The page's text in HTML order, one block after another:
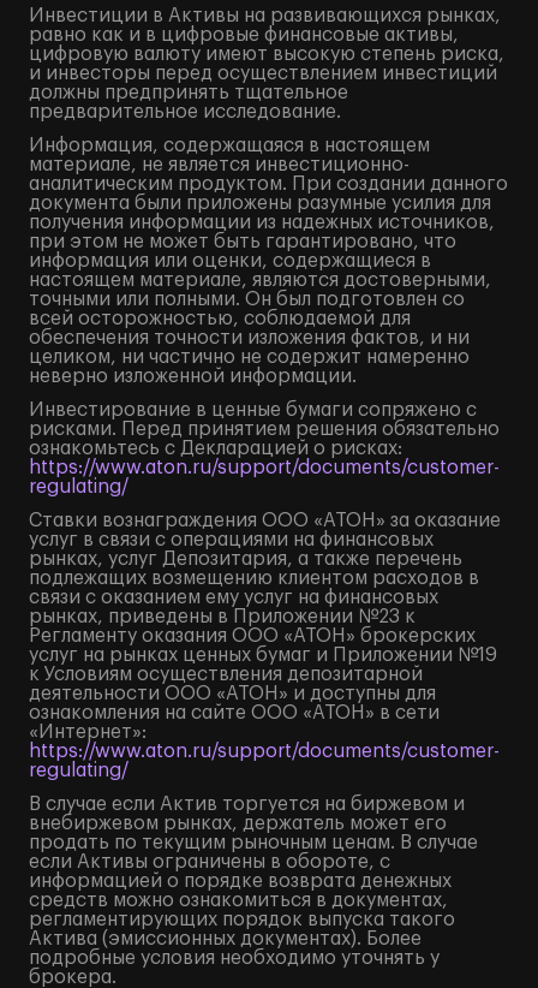
Инвестиции в Активы на развивающихся рынках,
равно как и в цифровые финансовые активы,
цифровую валюту имеют высокую степень риска,
и инвесторы перед осуществлением инвестиций
должны предпринять тщательное
предварительное исследование.
Информация, содержащаяся в настоящем
материале, не является инвестиционно-
аналитическим продуктом. При создании данного
документа были приложены разумные усилия для
получения информации из надежных источников,
при этом не может быть гарантировано, что
информация или оценки, содержащиеся в
настоящем материале, являются достоверными,
точными или полными. Он был подготовлен со
всей осторожностью, соблюдаемой для
обеспечения точности изложения фактов, и ни
целиком, ни частично не содержит намеренно
неверно изложенной информации.
Инвестирование в ценные бумаги сопряжено с
рисками. Перед принятием решения обязательно
ознакомьтесь с Декларацией о рисках:
https://www.aton.ru/support/documents/customer-
regulating/
Ставки вознаграждения ООО «АТОН» за оказание
услуг в связи с операциями на финансовых
рынках, услуг Депозитария, а также перечень
подлежащих возмещению клиентом расходов в
связи с оказанием ему услуг на финансовых
рынках, приведены в Приложении №23 к
Регламенту оказания ООО «АТОН» брокерских
услуг на рынках ценных бумаг и Приложении №19
к Условиям осуществления депозитарной
деятельности ООО «АТОН» и доступны для
ознакомления на сайте ООО «АТОН» в сети
«Интернет»:
https://www.aton.ru/support/documents/customer-
regulating/
В случае если Актив торгуется на биржевом и
внебиржевом рынках, держатель может его
продать по текущим рыночным ценам. В случае
если Активы ограничены в обороте, с
информацией о порядке возврата денежных
средств можно ознакомиться в документах,
регламентирующих порядок выпуска такого
Актива (эмиссионных документах). Более
подробные условия необходимо уточнять у
брокера.